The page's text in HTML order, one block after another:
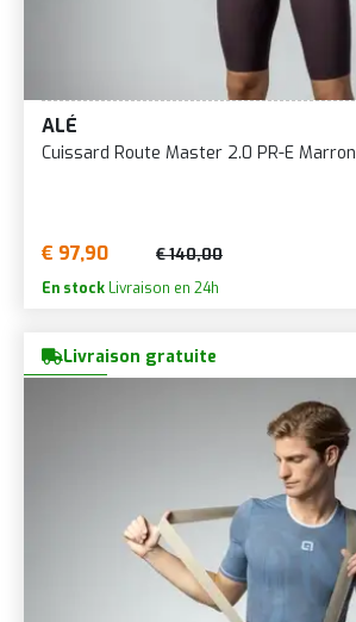
ALÉ
Cuissard Route Master 2.0 PR-E Marron
€ 97,90 € 140,00
En stock Livraison en 24h
Livraison gratuite